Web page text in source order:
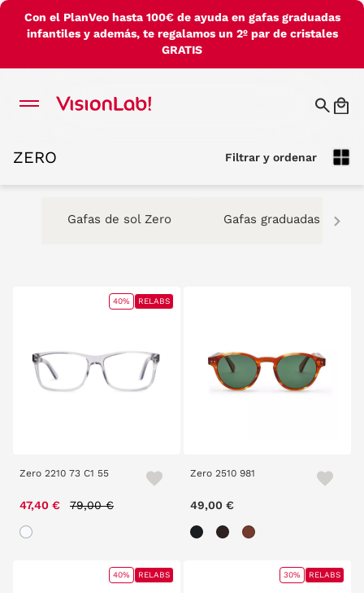
Con el PlanVeo hasta 100€ de ayuda en gafas graduadas
infantiles y además, te regalamos un 2º par de cristales
GRATIS
ZERO Filtrar y ordenar
ZERO Filtrar y ordenar
Gafas de sol Zero Gafas graduadas Zero
Zero 2210 73 C1 55
47,40 € Price reduced from
79,00 €
40% RELABS
Zero 2510 981
49,00 €
40% RELABS 30% RELABS